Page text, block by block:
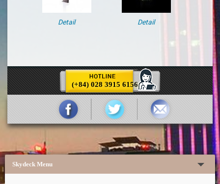
(+84) 028 3915 6156
Detail Detail
Skydeck Menu